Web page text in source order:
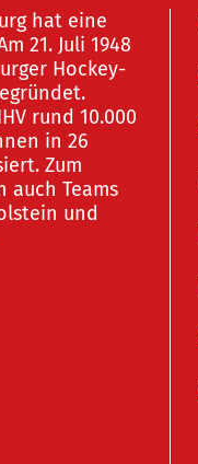
hat eine
21. Juli 1948
Hockey-
rund 10.000
in 26
Zum
auch Teams
und